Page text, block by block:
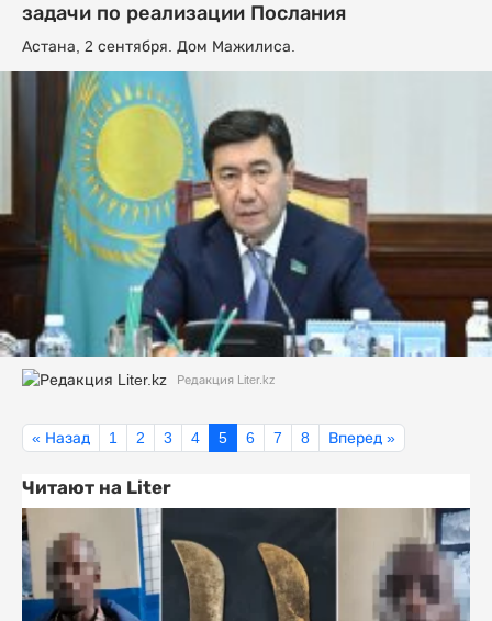
задачи по реализации Послания
Астана, 2 сентября. Дом Мажилиса.
Редакция Liter.kz
« Назад 1 2 3 4 5 6 7 8 Вперед »
Читают на Liter